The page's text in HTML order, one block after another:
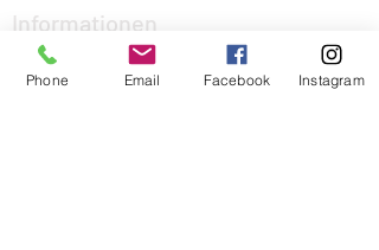
Genießen Sie die romantische Stimmung, die
unsere Kerzenständer aus schwarzem Metall in
Ihr Zuhause bringen.
Informationen
Über mich
Impressum
Phone Email Facebook Instagram